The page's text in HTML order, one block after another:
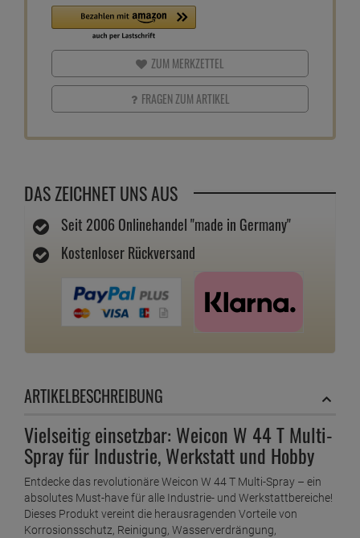
ZUM MERKZETTEL
FRAGEN ZUM ARTIKEL
DAS ZEICHNET UNS AUS
Seit 2006 Onlinehandel "made in Germany"
Kostenloser Rückversand
ARTIKELBESCHREIBUNG
Vielseitig einsetzbar: Weicon W 44 T Multi-
Spray für Industrie, Werkstatt und Hobby
Entdecke das revolutionäre Weicon W 44 T Multi-Spray – ein
absolutes Must-have für alle Industrie- und Werkstattbereiche!
Dieses Produkt vereint die herausragenden Vorteile von
Korrosionsschutz, Reinigung, Wasserverdrängung,